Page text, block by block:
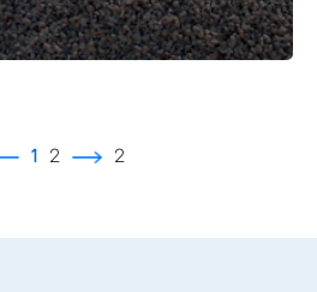
1 2 2